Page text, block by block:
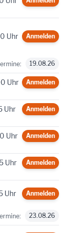
Uhr Anmelden
19.08.26
Uhr
Anmelden
Uhr
Anmelden
Uhr
Anmelden
Uhr
Anmelden
Uhr Anmelden
23.08.26